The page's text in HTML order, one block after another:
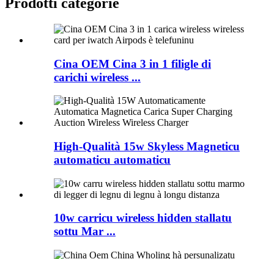
Cina OEM Cina 3 in 1 filigle di
carichi wireless ...
High-Qualità 15w Skyless Magneticu
automaticu automaticu
10w carricu wireless hidden stallatu
sottu Mar ...